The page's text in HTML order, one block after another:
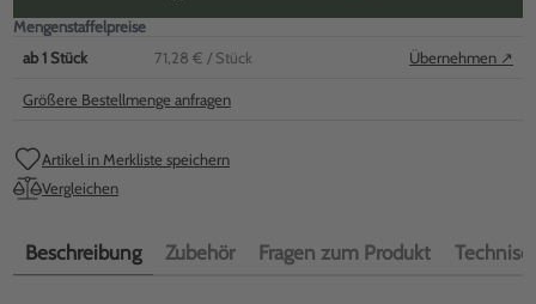
Mengenstaffelpreise
ab1 Stück 71,28 € / Stück Übernehmen ↗
Größere Bestellmenge anfragen
Artikel in Merkliste speichern
Vergleichen
Beschreibung Zubehör Fragen zum Produkt